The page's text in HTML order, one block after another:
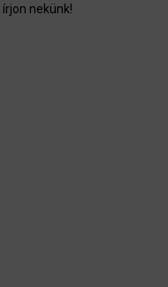
írjon nekünk!